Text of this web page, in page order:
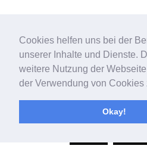
Cookies helfen uns bei der
unserer Inhalte und Dienste.
weitere Nutzung der
der Verwendung von Cookies
Okay!
Aquarellfarbe, Schellack,Tusche,
5) Hahnemühle / Nostalgie-
alterungsbeständig. 190 g/m²,
Sie dieses Bild erwerben
This website uses cookies to
assume you're ok with this, but